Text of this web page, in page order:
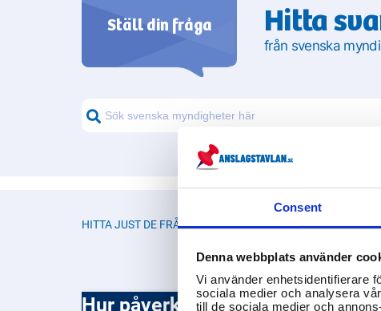
Consent
Denna webbplats använder
Vi använder enhetsidentifierare
sociala medier och analysera
till de sociala medier och
Ställ din fråga Hitta
från svenska
HITTA JUST DE FRÅGOR DU LETAR EFTER
Hur påverkas skogsbruket av